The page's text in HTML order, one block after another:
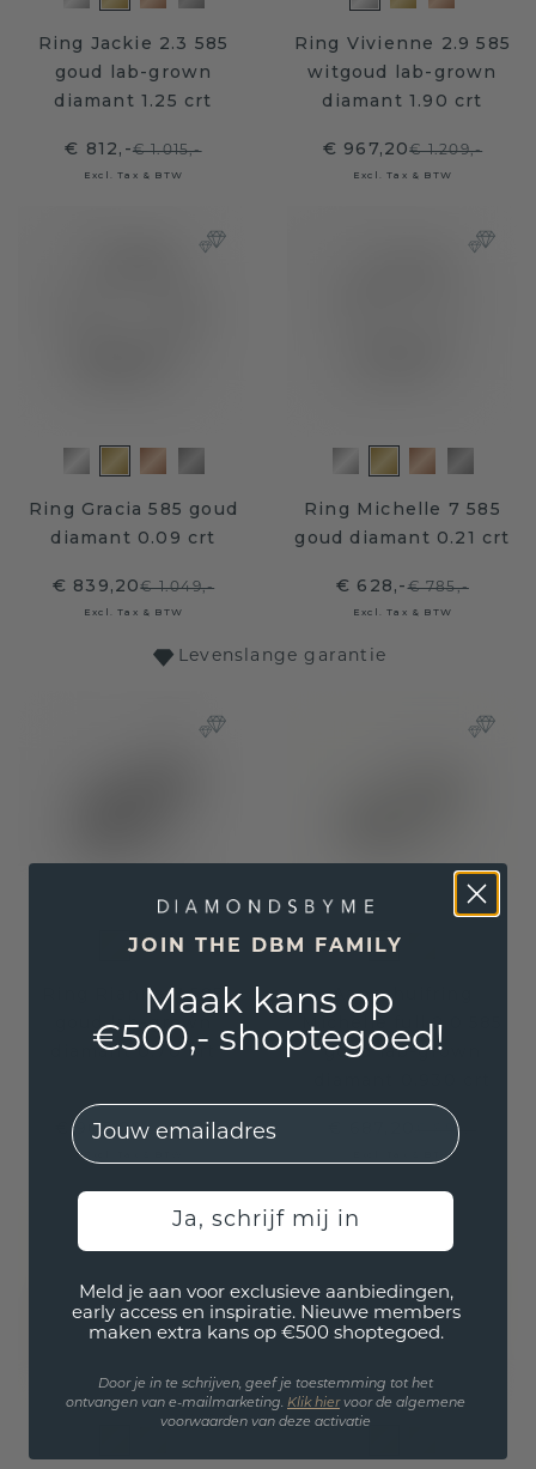
Ring Jackie 2.3 585
goud lab-grown
diamant 1.25 crt
€ 812,-€ 1.015,-
Excl. Tax & BTW
Ring Vivienne 2.9 585
witgoud lab-grown
diamant 1.90 crt
€ 967,20€ 1.209,-
Excl. Tax & BTW
Ring Gracia 585 goud
diamant 0.09 crt
€ 839,20€ 1.049,-
Excl. Tax & BTW
Ring Michelle 7 585
goud diamant 0.21 crt
€ 628,-€ 785,-
Excl. Tax & BTW
Levenslange garantie
Ring Rianne 7 585
goud lab-grown
diamant 0.70 crt
€ 903,20€ 1.129,-
Excl. Tax & BTW
Aanschuifring
Michelle full 2.0 585
goud lab-grown
€ 859,-
Excl. Tax & BTW
JOIN THE DBM FAMILY
Maak kans op
€500,- shoptegoed!
EMail
Ja, schrijf mij in
Meld je aan voor exclusieve aanbiedingen,
early access en inspiratie. Nieuwe members
maken extra kans op €500 shoptegoed.
Door je in te schrijven, geef je toestemming tot het
ontvangen van e-mailmarketing. Klik hiervoor de algemene
voorwaarden van deze activatie